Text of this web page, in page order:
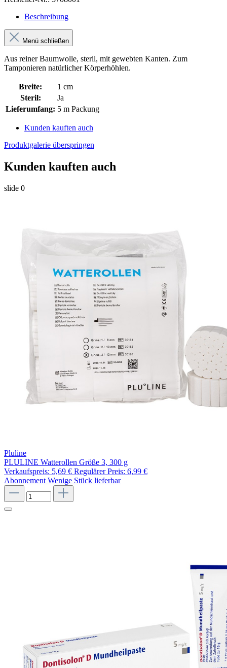
Beschreibung
Menü schließen
Aus reiner Baumwolle, steril, mit gewebten Kanten. Zum
Tamponieren natürlicher Körperhöhlen.
Breite:
1 cm
Steril:
Ja
Lieferumfang: 5 m Packung
Kunden kauften auch
Produktgalerie überspringen
Kunden kauften auch
slide 0
Pluline
PLULINE Watterollen Größe 3, 300 g
Verkaufspreis: 5,69 € Regulärer Preis: 6,99 €
Abonnement Wenige Stück lieferbar